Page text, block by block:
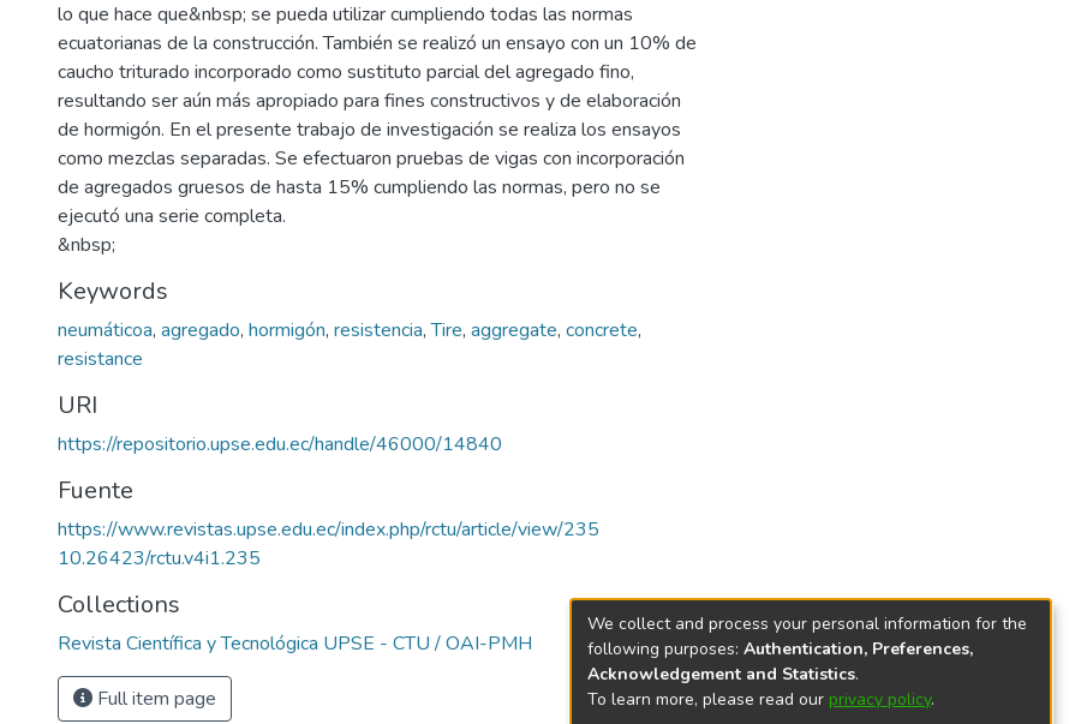
lo que hace que&nbsp; se pueda utilizar cumpliendo todas las normas
ecuatorianas de la construcción. También se realizó un ensayo con un 10% de
caucho triturado incorporado como sustituto parcial del agregado fino,
resultando ser aún más apropiado para fines constructivos y de elaboración
de hormigón. En el presente trabajo de investigación se realiza los ensayos
como mezclas separadas. Se efectuaron pruebas de vigas con incorporación
de agregados gruesos de hasta 15% cumpliendo las normas, pero no se
ejecutó una serie completa.
&nbsp;
Keywords
neumáticoa, agregado, hormigón, resistencia,Tire, aggregate, concrete,
resistance
URI
https://repositorio.upse.edu.ec/handle/46000/14840
Fuente
https://www.revistas.upse.edu.ec/index.php/rctu/article/view/235
10.26423/rctu.v4i1.235
Collections
Revista Científica y Tecnológica UPSE - CTU / OAI-PMH
Full item page
We collect and process your personal information for the
following purposes: Authentication, Preferences,
Acknowledgement and Statistics.
To learn more, please read our privacy policy.